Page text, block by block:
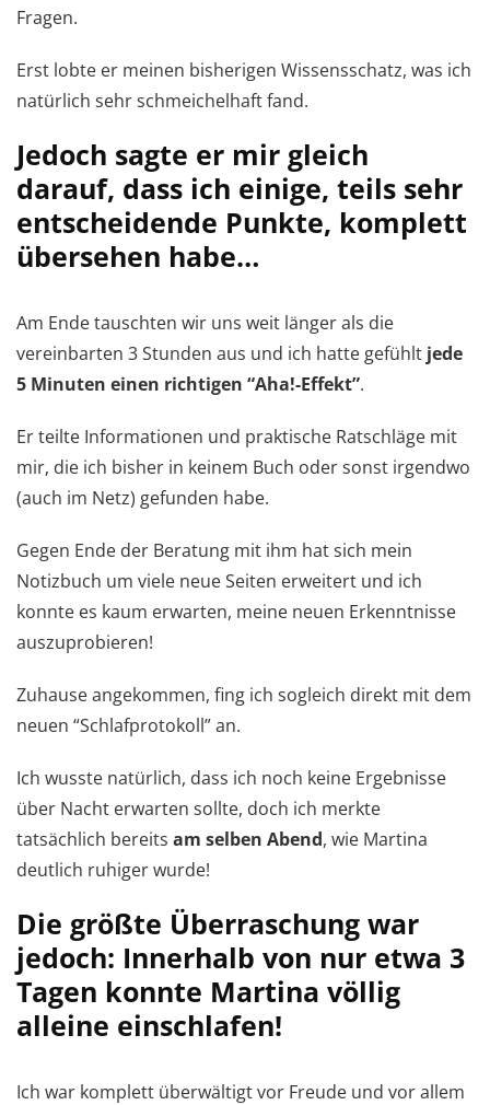
Fragen.
Erst lobte er meinen bisherigen Wissensschatz, was ich
natürlich sehr schmeichelhaft fand.
Jedoch sagte er mir gleich
darauf, dass ich einige, teils sehr
entscheidende Punkte, komplett
übersehen habe…
Am Ende tauschten wir uns weit länger als die
vereinbarten 3 Stunden aus und ich hatte gefühlt jede
5 Minuten einen richtigen “Aha!-Effekt”.
Er teilte Informationen und praktische Ratschläge mit
mir, die ich bisher in keinem Buch oder sonst irgendwo
(auch im Netz) gefunden habe.
Gegen Ende der Beratung mit ihm hat sich mein
Notizbuch um viele neue Seiten erweitert und ich
konnte es kaum erwarten, meine neuen Erkenntnisse
auszuprobieren!
Zuhause angekommen, fing ich sogleich direkt mit dem
neuen “Schlafprotokoll” an.
Ich wusste natürlich, dass ich noch keine Ergebnisse
über Nacht erwarten sollte, doch ich merkte
tatsächlich bereits am selben Abend, wie Martina
deutlich ruhiger wurde!
Die größte Überraschung war
jedoch: Innerhalb von nur etwa 3
Tagen konnte Martina völlig
alleine einschlafen!
Ich war komplett überwältigt vor Freude und vor allem